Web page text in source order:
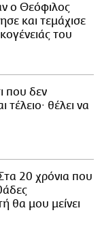
ο Θεόφιλος
και τεμάχισε
του
που δεν
τέλειο· θέλει να
20 χρόνια που
θα μου μείνει